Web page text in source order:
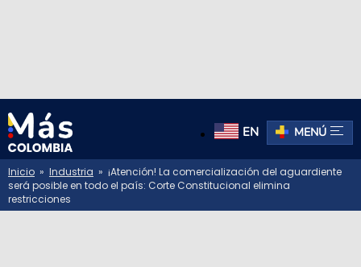
EN MENÚ
Inicio » Industria » ¡Atención! La comercialización del aguardiente
será posible en todo el país: Corte Constitucional elimina
restricciones